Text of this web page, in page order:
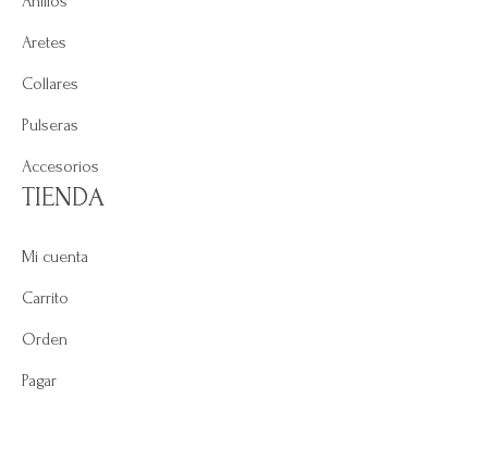
Aretes
Collares
Pulseras
Accesorios
TIENDA
Mi cuenta
Carrito
Orden
Pagar